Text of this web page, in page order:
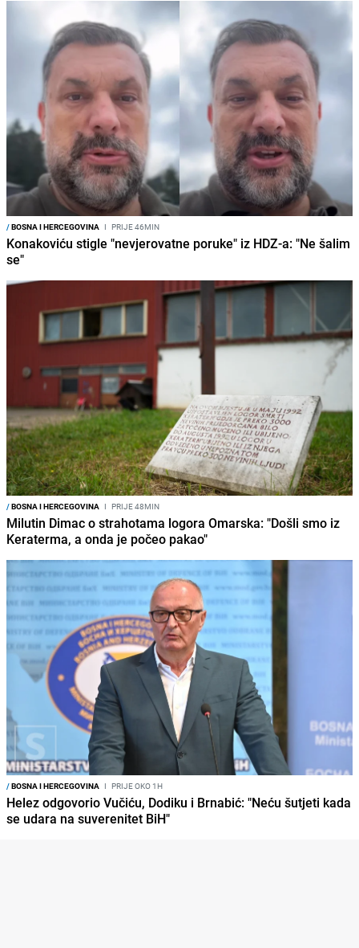
/BOSNA I HERCEGOVINA I PRIJE 46MIN
Konakoviću stigle "nevjerovatne poruke" iz HDZ-a: "Ne šalim
se"
/BOSNA I HERCEGOVINA I PRIJE 48MIN
Milutin Dimac o strahotama logora Omarska: "Došli smo iz
Keraterma, a onda je počeo pakao"
/BOSNA I HERCEGOVINA I PRIJE OKO 1H
Helez odgovorio Vučiću, Dodiku i Brnabić: "Neću šutjeti kada
se udara na suverenitet BiH"